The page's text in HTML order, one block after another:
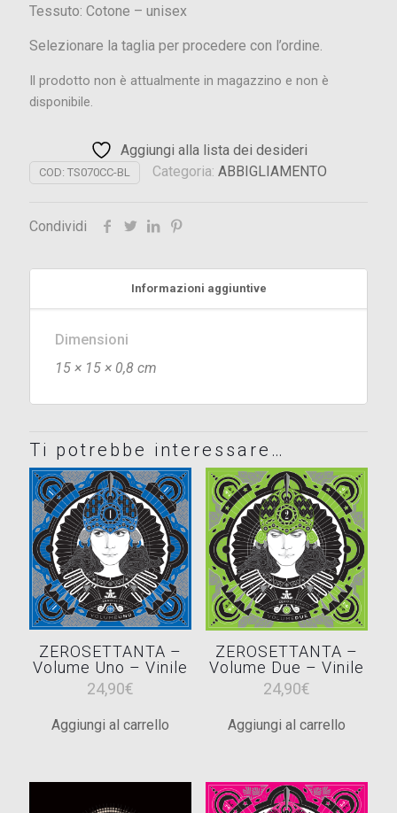
Tessuto: Cotone – unisex
Selezionare la taglia per procedere con l’ordine.
Il prodotto non è attualmente in magazzino e non è
disponibile.
Aggiungi alla lista dei desideri
COD: TS070CC-BL Categoria: ABBIGLIAMENTO
Condividi
Informazioni aggiuntive
Dimensioni
15 × 15 × 0,8 cm
Ti potrebbe interessare…
ZEROSETTANTA –
Volume Uno – Vinile
24,90€
Aggiungi al carrello
ZEROSETTANTA –
Volume Due – Vinile
24,90€
Aggiungi al carrello